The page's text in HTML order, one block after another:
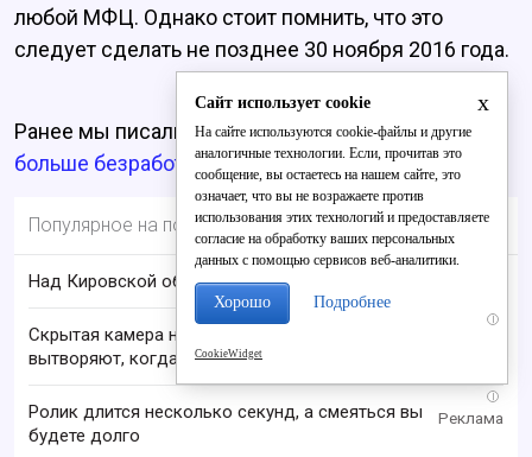
любой МФЦ. Однако стоит помнить, что это
следует сделать не позднее 30 ноября 2016 года.
Ранее мы писали, чтов Кировской области стало
больше безработных.
Популярное на портале
Над Кировской областью сбили БПЛА
i
Скрытая камера на пляже Крыма: Что люди
вытворяют, когда их не видят...
i
Ролик длится несколько секунд, а смеяться вы
будете долго
x
Сайт использует cookie
На сайте используются cookie-файлы и другие
аналогичные технологии. Если, прочитав это
сообщение, вы остаетесь на нашем сайте, это
означает, что вы не возражаете против
использования этих технологий и предоставляете
согласие на обработку ваших персональных
данных с помощью сервисов веб-аналитики.
Хорошо Подробнее
CookieWidget